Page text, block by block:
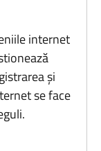
internet
și
se face